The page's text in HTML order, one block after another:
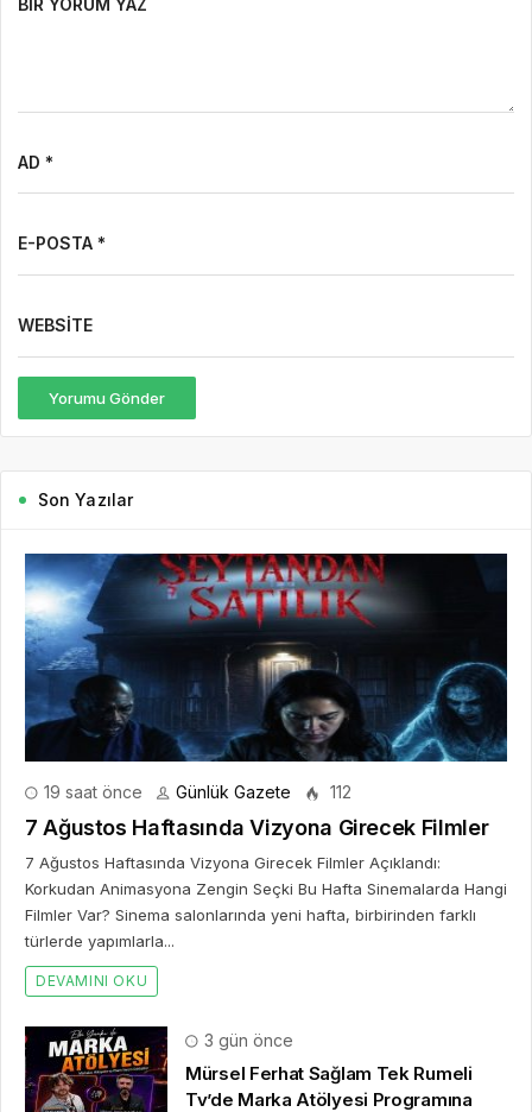
AD *
E-POSTA *
WEBSITE
Yorumu Gönder
Son Yazılar
19 saat önce Günlük Gazete 112
7 Ağustos Haftasında Vizyona Girecek Filmler
7 Ağustos Haftasında Vizyona Girecek Filmler Açıklandı:
Korkudan Animasyona Zengin Seçki Bu Hafta Sinemalarda Hangi
Filmler Var? Sinema salonlarında yeni hafta, birbirinden farklı
türlerde yapımlarla...
DEVAMINI OKU
3 gün önce
Mürsel Ferhat Sağlam Tek Rumeli
Tv’de Marka Atölyesi Programına